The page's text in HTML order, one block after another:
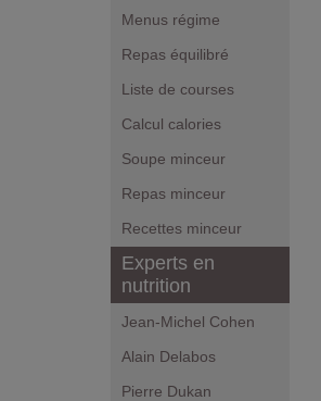
Menus régime
Repas équilibré
Liste de courses
Calcul calories
Soupe minceur
Repas minceur
Recettes minceur
Experts en
nutrition
Jean-Michel Cohen
Alain Delabos
Pierre Dukan